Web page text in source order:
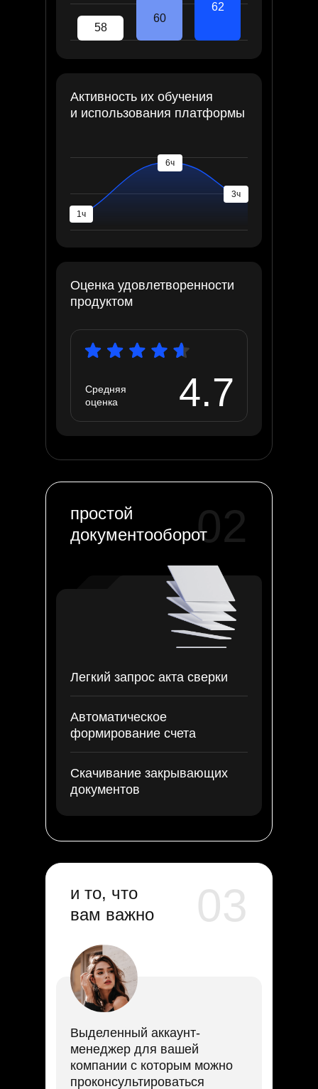
60
62
58
Активность их обучения
и использования платформы
6ч
3ч
1ч
Оценка удовлетворенности
продуктом
Средняя
оценка
4.7
простой
документооборот02
Легкий запрос акта сверки
Автоматическое
формирование счета
Скачивание закрывающих
документов
и то, что
вам важно
03
Выделенный аккаунт-
менеджер для вашей
компании с которым можно
проконсультироваться